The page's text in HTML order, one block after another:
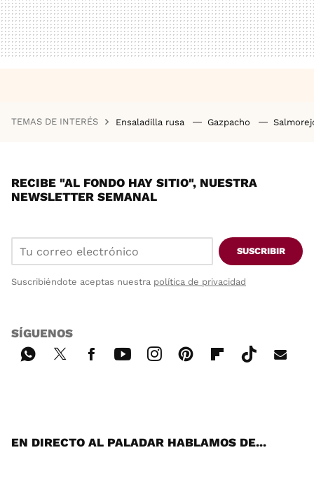
TEMAS DE INTERÉS Ensaladilla rusa Gazpacho
RECIBE "AL FONDO HAY SITIO", NUESTRA
NEWSLETTER SEMANAL
SUSCRIBIR
Suscribiéndote aceptas nuestra política de privacidad
SÍGUENOS
EN DIRECTO AL PALADAR HABLAMOS DE...